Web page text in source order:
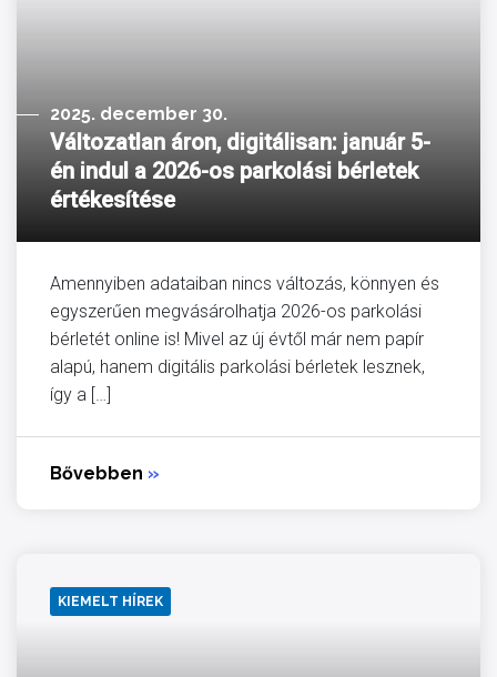
2025. december 30.
Változatlan áron, digitálisan: január 5-
én indul a 2026-os parkolási bérletek
értékesítése
Amennyiben adataiban nincs változás, könnyen és
egyszerűen megvásárolhatja 2026-os parkolási
bérletét online is! Mivel az új évtől már nem papír
alapú, hanem digitális parkolási bérletek lesznek,
így a […]
Bővebben »
KIEMELT HÍREK